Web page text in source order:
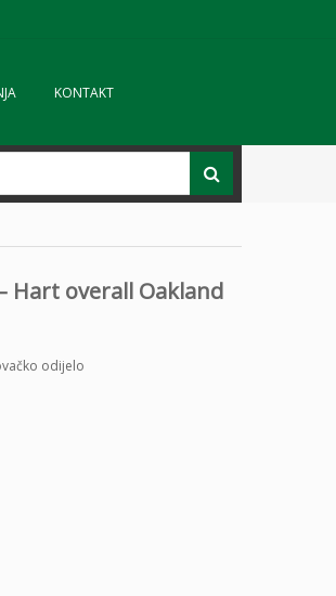
KONTAKT
Hart overall Oakland
odijelo